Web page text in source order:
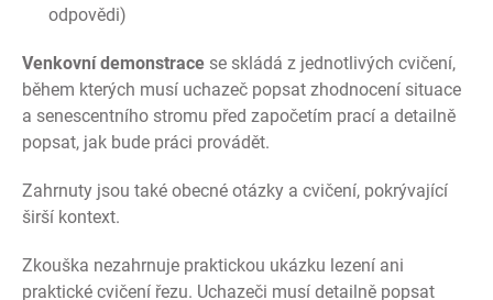
odpovědi)
Venkovní demonstrace se skládá z jednotlivých cvičení,
během kterých musí uchazeč popsat zhodnocení situace
a senescentního stromu před započetím prací a detailně
popsat, jak bude práci provádět.
Zahrnuty jsou také obecné otázky a cvičení, pokrývající
širší kontext.
Zkouška nezahrnuje praktickou ukázku lezení ani
praktické cvičení řezu. Uchazeči musí detailně popsat